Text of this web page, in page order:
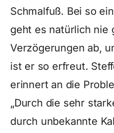
Schmalfuß. Bei so
geht es natürlich nie
Verzögerungen ab,
ist er so erfreut.
erinnert an die
„Durch die sehr
durch unbekannte